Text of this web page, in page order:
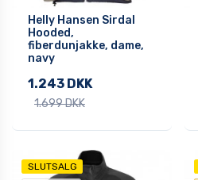
Helly Hansen Sirdal
Hooded,
fiberdunjakke, dame,
navy
1.243 DKK
1.699 DKK
SLUTSALG